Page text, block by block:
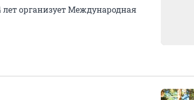
лет организует Международная